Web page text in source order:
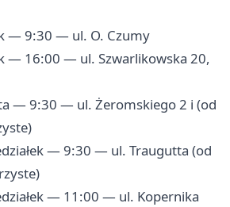
— 9:30 — ul. O. Czumy
— 16:00 — ul. Szwarlikowska 20,
— 9:30 — ul. Żeromskiego 2 i (od
— 9:30 — ul. Traugutta (od
— 11:00 — ul. Kopernika